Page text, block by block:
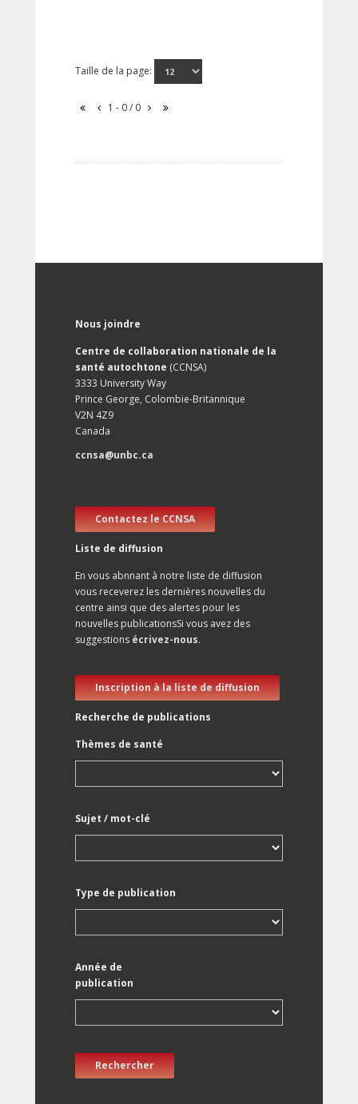
Taille de la page:
1 - 0 / 0
Nous joindre
Centre de collaboration nationale de la
santé autochtone (CCNSA)
3333 University Way
Prince George, Colombie-Britannique
V2N 4Z9
Canada
ccnsa@unbc.ca
Contactez le CCNSA
Liste de diffusion
En vous abnnant à notre liste de diffusion
vous receverez les dernières nouvelles du
centre ainsi que des alertes pour les
nouvelles publicationsSi vous avez des
suggestions écrivez-nous.
Inscription à la liste de diffusion
Recherche de publications
Thèmes de santé
Sujet / mot-clé
Type de publication
Année de
publication
Rechercher